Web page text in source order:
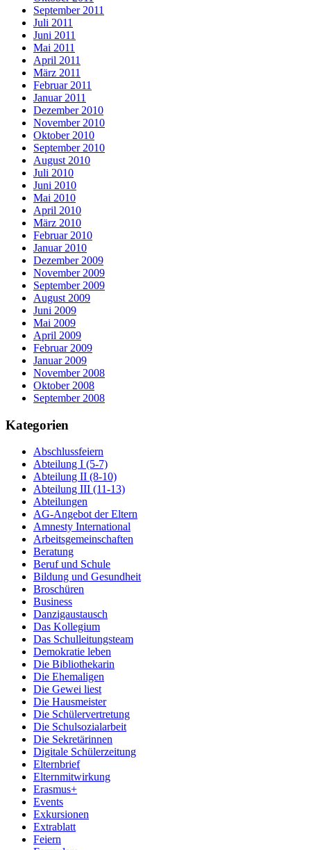
September 2011
Juli 2011
Juni 2011
Mai 2011
April 2011
März 2011
Februar 2011
Januar 2011
Dezember 2010
November 2010
Oktober 2010
September 2010
August 2010
Juli 2010
Juni 2010
Mai 2010
April 2010
März 2010
Februar 2010
Januar 2010
Dezember 2009
November 2009
September 2009
August 2009
Juni 2009
Mai 2009
April 2009
Februar 2009
Januar 2009
November 2008
Oktober 2008
September 2008
Kategorien
Abschlussfeiern
Abteilung I (5-7)
Abteilung II (8-10)
Abteilung III (11-13)
Abteilungen
AG-Angebot der Eltern
Amnesty International
Arbeitsgemeinschaften
Beratung
Beruf und Schule
Bildung und Gesundheit
Broschüren
Business
Danzigaustausch
Das Kollegium
Das Schulleitungsteam
Demokratie leben
Die Bibliothekarin
Die Ehemaligen
Die Gewei liest
Die Hausmeister
Die Schülervertretung
Die Schulsozialarbeit
Die Sekretärinnen
Digitale Schülerzeitung
Elternbrief
Elternmitwirkung
Erasmus+
Events
Exkursionen
Extrablatt
Feiern